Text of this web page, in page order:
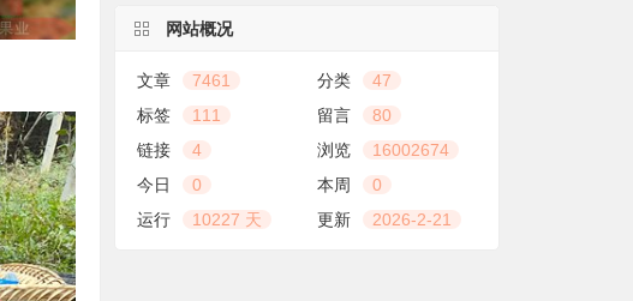
网站概况
文章 7461 分类
47
标签
111 留言
80
链接
4 浏览
16002674
今日
0 本周
0
运行
10227 天 更新 2026-2-21